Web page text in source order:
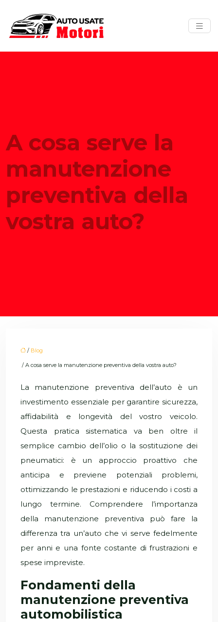
A cosa serve la
manutenzione
preventiva della
vostra auto?
/ Blog
/ A cosa serve la manutenzione preventiva della vostra auto?
La manutenzione preventiva dell’auto è un
investimento essenziale per garantire sicurezza,
affidabilità e longevità del vostro veicolo.
Questa pratica sistematica va ben oltre il
semplice cambio dell’olio o la sostituzione dei
pneumatici: è un approccio proattivo che
anticipa e previene potenziali problemi,
ottimizzando le prestazioni e riducendo i costi a
lungo termine. Comprendere l’importanza
della manutenzione preventiva può fare la
differenza tra un’auto che vi serve fedelmente
per anni e una fonte costante di frustrazioni e
spese impreviste.
Fondamenti della
manutenzione preventiva
automobilistica